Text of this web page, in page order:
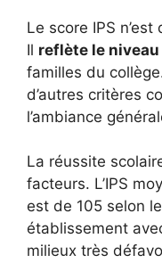
Le score IPS n’est
Il reflète le
familles du
d’autres critères
l’ambiance
La réussite
facteurs. L’IPS
est de 105 selon
établissement
milieux très